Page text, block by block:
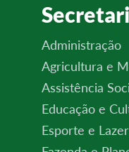
Administração
Agricultura e
Assistência
Educação e
Esporte e Lazer